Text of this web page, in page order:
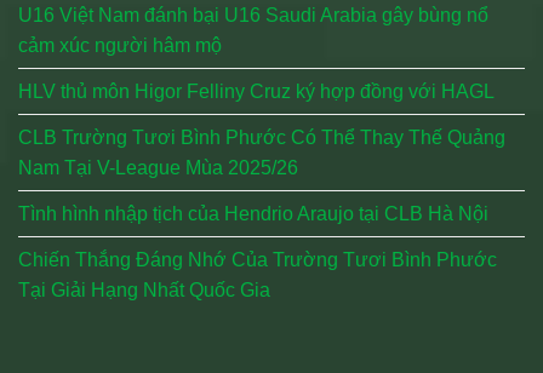
U16 Việt Nam đánh bại U16 Saudi Arabia gây bùng nổ
cảm xúc người hâm mộ
HLV thủ môn Higor Felliny Cruz ký hợp đồng với HAGL
CLB Trường Tươi Bình Phước Có Thể Thay Thế Quảng
Nam Tại V-League Mùa 2025/26
Tình hình nhập tịch của Hendrio Araujo tại CLB Hà Nội
Chiến Thắng Đáng Nhớ Của Trường Tươi Bình Phước
Tại Giải Hạng Nhất Quốc Gia